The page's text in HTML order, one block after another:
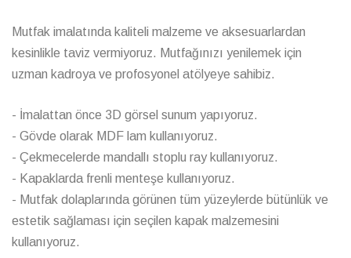
Mutfak imalatında kaliteli malzeme ve aksesuarlardan
kesinlikle taviz vermiyoruz. Mutfağınızı yenilemek için
uzman kadroya ve profosyonel atölyeye sahibiz.
- İmalattan önce 3D görsel sunum yapıyoruz.
- Gövde olarak MDF lam kullanıyoruz.
- Çekmecelerde mandallı stoplu ray kullanıyoruz.
- Kapaklarda frenli menteşe kullanıyoruz.
- Mutfak dolaplarında görünen tüm yüzeylerde bütünlük ve
estetik sağlaması için seçilen kapak malzemesini
kullanıyoruz.